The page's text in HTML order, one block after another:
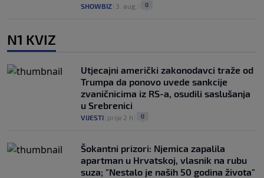
SHOWBIZ 3. aug. 0
N1 KVIZ
Utjecajni američki zakonodavci traže od
Trumpa da ponovo uvede sankcije
zvaničnicima iz RS-a, osudili saslušanja
u Srebrenici
VIJESTI prije 2 h 0
Šokantni prizori: Njemica zapalila
apartman u Hrvatskoj, vlasnik na rubu
suza; "Nestalo je naših 50 godina života"